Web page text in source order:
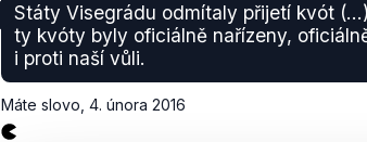
Státy Visegrádu odmítaly přijetí kvót
ty kvóty byly oficiálně nařízeny,
i proti naší vůli.
Máte slovo 4. února 2016